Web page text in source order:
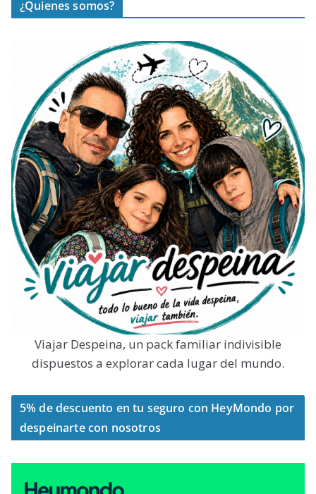
¿Quienes somos?
Viajar Despeina, un pack familiar indivisible
dispuestos a explorar cada lugar del mundo.
5% de descuento en tu seguro con HeyMondo por
despeinarte con nosotros